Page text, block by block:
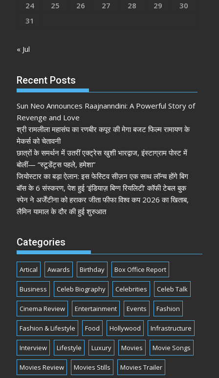
24
25 26 27 28 29
30
31
« Jul
Recent Posts
Sun Neo Announces Raajnanndini: A Powerful Story of
Revenge and Love
श्री रामलीला महासंघ का रणबीर कपूर की मेगा बजट फिल्म रामायण के
मेकर्स को चेतावनी
छात्रों के समर्थन में उतरीं एक्ट्रेस खुशी भारद्वाज, इंस्टाग्राम पोस्ट में
बोलीं— “स्टूडेंट्स पहले, हमेशा”
जियोस्टार का बड़ा ऐलान: इस फेस्टिव सीज़न एक साथ लॉन्च होंगे बिग
बॉस के 6 संस्करण, पेश हुई ‘इंडियाज़ बिग्ग रियलिटी’ कॉफी टेबल बुक
स्पेन ने अर्जेंटीना को हराकर जीता फीफा विश्व कप 2026 का खिताब,
लैमिन यामाल के दौर की हुई शुरुआत
Categories
Artical Awards Birthday Box Office Report
Business Celeb Biography Celebrities Celeb Talk
Cinema Review Entertainment Events Fashion
Fashion & Lifestyle Food Hollywood Infrastructure
Interview Lifestyle Luxury Movies Movie Songs
Movies Review Movies Stills Movies Trailer